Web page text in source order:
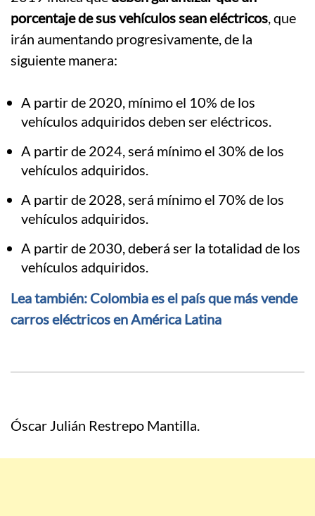
porcentaje de sus vehículos sean eléctricos, que
irán aumentando progresivamente, de la
siguiente manera:
A partir de 2020, mínimo el 10% de los
vehículos adquiridos deben ser eléctricos.
A partir de 2024, será mínimo el 30% de los
vehículos adquiridos.
A partir de 2028, será mínimo el 70% de los
vehículos adquiridos.
A partir de 2030, deberá ser la totalidad de los
vehículos adquiridos.
Lea también: Colombia es el país que más vende
carros eléctricos en América Latina
Óscar Julián Restrepo Mantilla.